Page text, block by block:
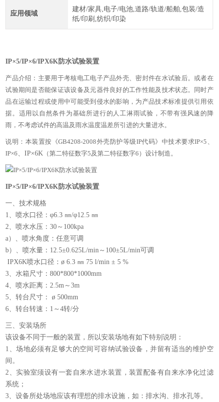
应用领域
建材/家具,电子/电池,道路/轨道/船舶,包装/造
纸/印刷,纺织/印染
IP×5/IP×6/IPX6K防水试验装置
产品介绍：主要用于考核电工电子产品外壳、密封件在水试验后。或者在
试验期间是否能保证该设备及元器件良好的工作性能及技术状态。同时产
品在运输过程或使用中可能受到侵水的影响，为产品技术标准提供引用依
据。适用以自然条件为基础所进行的人工淋雨试验，不带有强风速的降
雨，不考虑试件的高温及雨水温度温差所引进的大量进水。
说明：本装置按《GB4208-2008外壳防护等级IP代码》中技术要求IP×5、
IP×6、IP×6K （第二特征数字5及第二特征数字6）设计制造。
IP×5/IP×6/IPX6K防水试验装置
一、技术规格
1、喷水口径：φ6.3 ㎜/φ12.5 ㎜
2、喷水水压：30～100kpa
a）、喷水角度：任意可调
b）、喷水量：12.5±0.625L/min～100±5L/min可调
IPX6K喷水口径：ø 6.3 ㎜ 75 l/min ± 5 %
3、水箱尺寸：800*800*1000mm
4、喷水距离：2.5m～3m
5、转台尺寸： ø 500mm
6、转台转速：1～4转/分
三、安装场所
该设备不同于一般的装置，所以安装场地有如下特别说明：
1、场地必须有足够大的空间可容纳试验设备，并留有适当的维护空
间。
2、实验室须设有一套自来水进水装置，装置配备有自来水净化过滤
系统；
3、设备所处场地应该有理想的排水设施，如：排水沟、排水孔等。